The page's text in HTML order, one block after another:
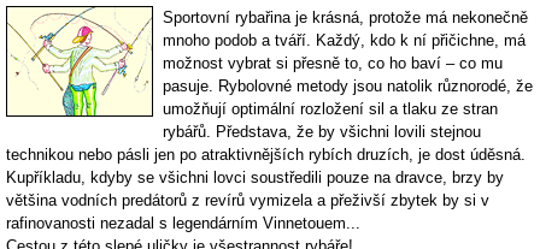
Sportovní rybařina je krásná, protože má nekonečně
mnoho podob a tváří. Každý, kdo k ní přičichne, má
možnost vybrat si přesně to, co ho baví – co mu
pasuje. Rybolovné metody jsou natolik různorodé, že
umožňují optimální rozložení sil a tlaku ze stran
rybářů. Představa, že by všichni lovili stejnou
technikou nebo pásli jen po atraktivnějších rybích druzích, je dost úděsná.
Kupříkladu, kdyby se všichni lovci soustředili pouze na dravce, brzy by
většina vodních predátorů z revírů vymizela a přeživší zbytek by si v
rafinovanosti nezadal s legendárním Vinnetouem...